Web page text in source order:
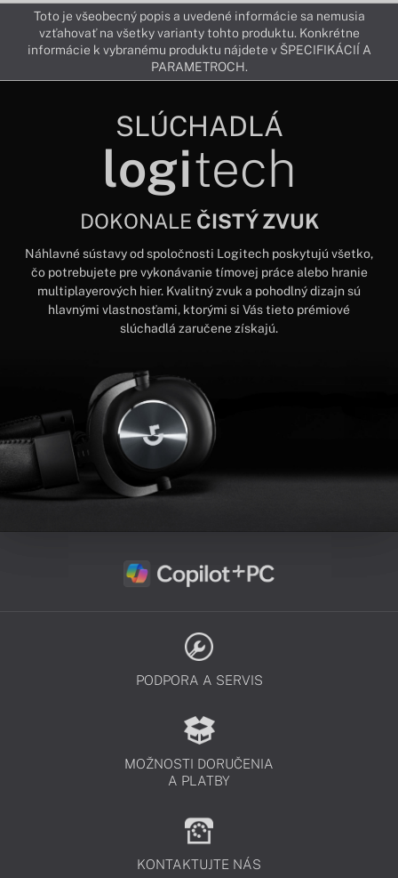
Toto je všeobecný popis a uvedené informácie sa nemusia
vzťahovať na všetky varianty tohto produktu. Konkrétne
informácie k vybranému produktu nájdete v ŠPECIFIKÁCIÍ A
PARAMETROCH.
SLÚCHADLÁ
logitech
DOKONALE ČISTÝ ZVUK
Náhlavné sústavy od spoločnosti Logitech poskytujú všetko,
čo potrebujete pre vykonávanie tímovej práce alebo hranie
multiplayerových hier. Kvalitný zvuk a pohodlný dizajn sú
hlavnými vlastnosťami, ktorými si Vás tieto prémiové
slúchadlá zaručene získajú.
PODPORA A SERVIS
MOŽNOSTI DORUČENIA
A PLATBY
KONTAKTUJTE NÁS